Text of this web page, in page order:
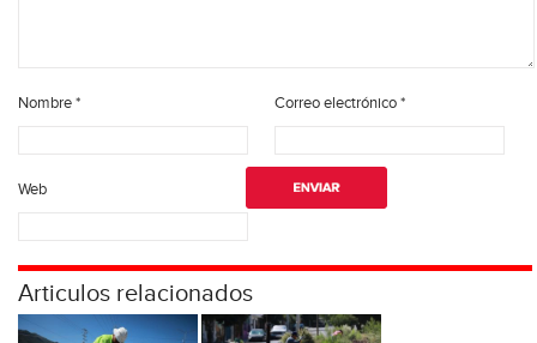
Nombre* Correo electrónico*
Web
Articulos relacionados